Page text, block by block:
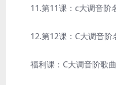
11.第11课：c大调音阶
12.第12课：C大调音阶
福利课：C大调音阶歌